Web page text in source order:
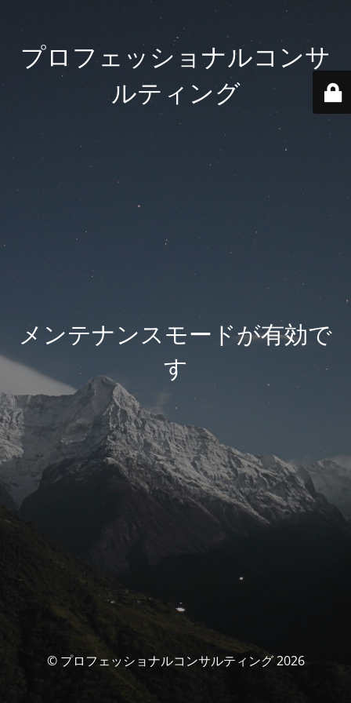
プロフェッショナルコンサ
ルティング
メンテナンスモードが有効で
す
© プロフェッショナルコンサルティング 2026